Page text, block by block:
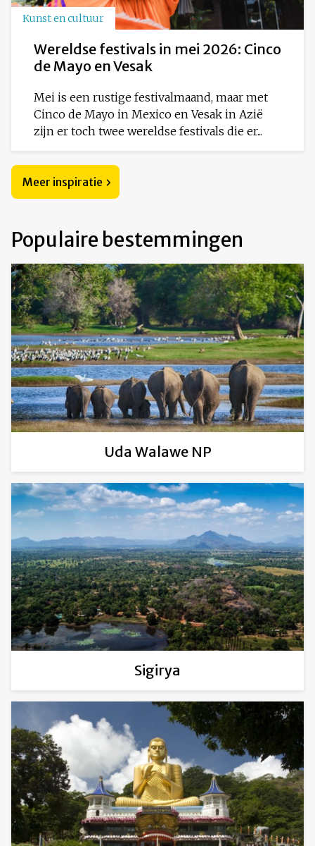
Kunst en cultuur
Wereldse festivals in mei 2026: Cinco
de Mayo en Vesak
Mei is een rustige festivalmaand, maar met
Cinco de Mayo in Mexico en Vesak in Azië
zijn er toch twee wereldse festivals die er...
Meer inspiratie
Populaire bestemmingen
Uda Walawe NP
Sigirya